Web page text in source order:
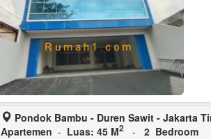
Pondok Bambu - Duren Sawit - Jakarta
Apartemen - Luas: 45 M2 - 2 Bedroom